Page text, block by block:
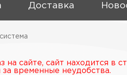
Доставка
сайте, сайт находится в
за временные неудобства.